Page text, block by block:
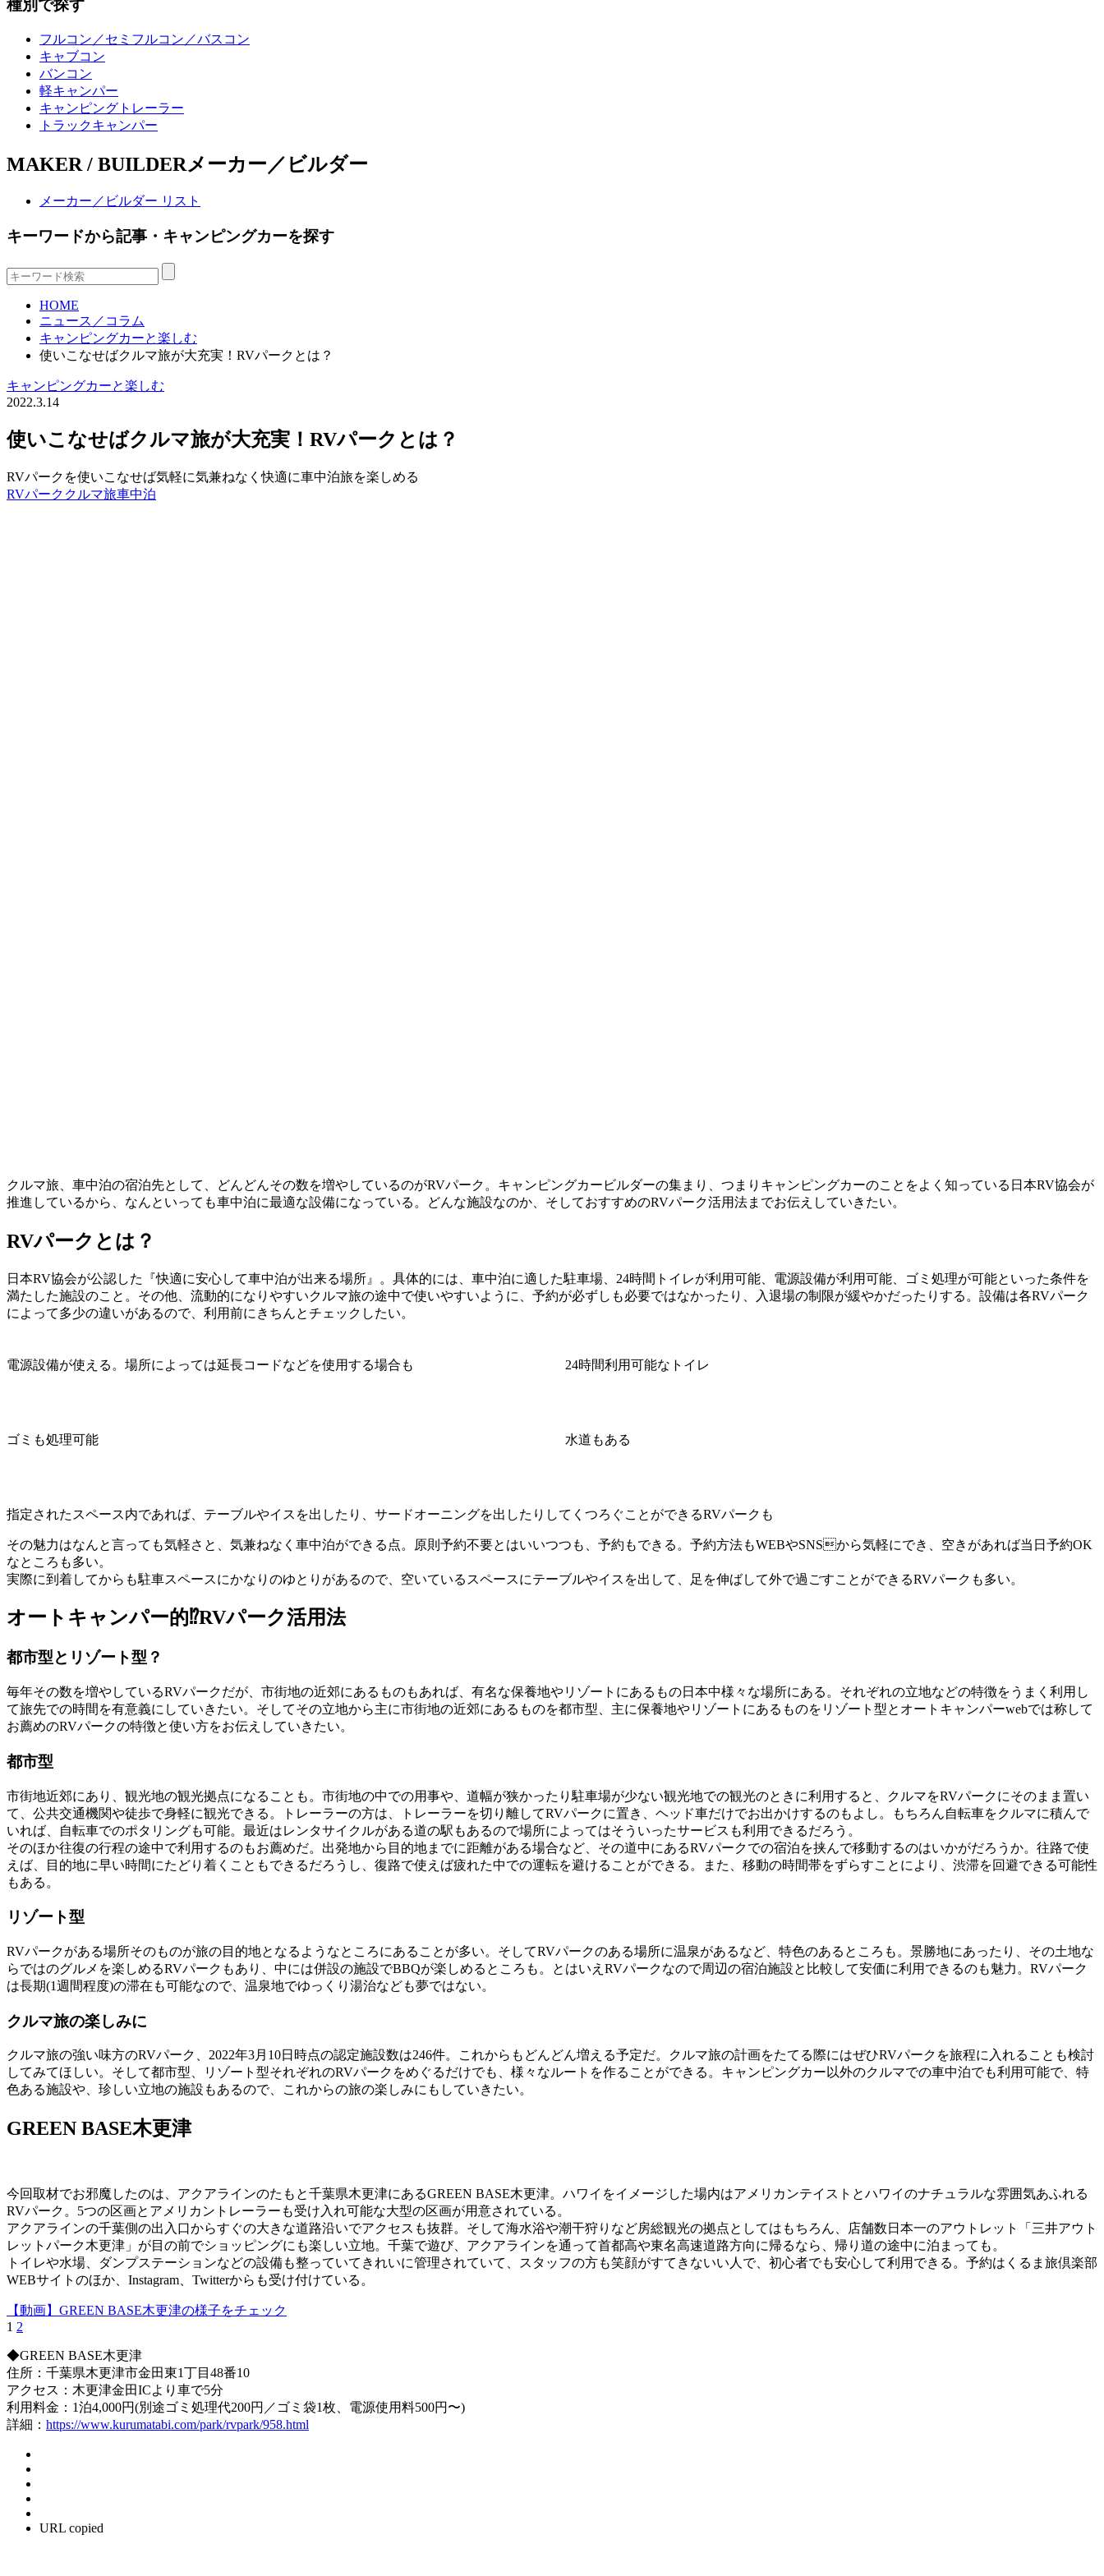
種別で探す
フルコン／セミフルコン／バスコン
キャブコン
バンコン
軽キャンパー
キャンピングトレーラー
トラックキャンパー
MAKER / BUILDERメーカー／ビルダー
メーカー／ビルダー リスト
キーワードから記事・キャンピングカーを探す
HOME
ニュース／コラム
キャンピングカーと楽しむ
使いこなせばクルマ旅が大充実！RVパークとは？
キャンピングカーと楽しむ
2022.3.14
使いこなせばクルマ旅が大充実！RVパークとは？
RVパークを使いこなせば気軽に気兼ねなく快適に車中泊旅を楽しめる
RVパーク クルマ旅車中泊
クルマ旅、車中泊の宿泊先として、どんどんその数を増やしているのがRVパーク。キャンピングカービルダーの集まり、つまりキャンピングカーのことをよく知っている日本RV協会が
推進しているから、なんといっても車中泊に最適な設備になっている。どんな施設なのか、そしておすすめのRVパーク活用法までお伝えしていきたい。
RVパークとは？
日本RV協会が公認した『快適に安心して車中泊が出来る場所』。具体的には、車中泊に適した駐車場、24時間トイレが利用可能、電源設備が利用可能、ゴミ処理が可能といった条件を
満たした施設のこと。その他、流動的になりやすいクルマ旅の途中で使いやすいように、予約が必ずしも必要ではなかったり、入退場の制限が緩やかだったりする。設備は各RVパーク
によって多少の違いがあるので、利用前にきちんとチェックしたい。
電源設備が使える。場所によっては延長コードなどを使用する場合も 24時間利用可能なトイレ
ゴミも処理可能 水道もある
指定されたスペース内であれば、テーブルやイスを出したり、サードオーニングを出したりしてくつろぐことができるRVパークも
その魅力はなんと言っても気軽さと、気兼ねなく車中泊ができる点。原則予約不要とはいいつつも、予約もできる。予約方法もWEBやSNSから気軽にでき、空きがあれば当日予約OK
なところも多い。
実際に到着してからも駐車スペースにかなりのゆとりがあるので、空いているスペースにテーブルやイスを出して、足を伸ばして外で過ごすことができるRVパークも多い。
オートキャンパー的⁉RVパーク活用法
都市型とリゾート型？
毎年その数を増やしているRVパークだが、市街地の近郊にあるものもあれば、有名な保養地やリゾートにあるもの日本中様々な場所にある。それぞれの立地などの特徴をうまく利用し
て旅先での時間を有意義にしていきたい。そしてその立地から主に市街地の近郊にあるものを都市型、主に保養地やリゾートにあるものをリゾート型とオートキャンパーwebでは称して
お薦めのRVパークの特徴と使い方をお伝えしていきたい。
都市型
市街地近郊にあり、観光地の観光拠点になることも。市街地の中での用事や、道幅が狭かったり駐車場が少ない観光地での観光のときに利用すると、クルマをRVパークにそのまま置い
て、公共交通機関や徒歩で身軽に観光できる。トレーラーの方は、トレーラーを切り離してRVパークに置き、ヘッド車だけでお出かけするのもよし。もちろん自転車をクルマに積んで
いれば、自転車でのポタリングも可能。最近はレンタサイクルがある道の駅もあるので場所によってはそういったサービスも利用できるだろう。
そのほか往復の行程の途中で利用するのもお薦めだ。出発地から目的地までに距離がある場合など、その道中にあるRVパークでの宿泊を挟んで移動するのはいかがだろうか。往路で使
えば、目的地に早い時間にたどり着くこともできるだろうし、復路で使えば疲れた中での運転を避けることができる。また、移動の時間帯をずらすことにより、渋滞を回避できる可能性
もある。
リゾート型
RVパークがある場所そのものが旅の目的地となるようなところにあることが多い。そしてRVパークのある場所に温泉があるなど、特色のあるところも。景勝地にあったり、その土地な
らではのグルメを楽しめるRVパークもあり、中には併設の施設でBBQが楽しめるところも。とはいえRVパークなので周辺の宿泊施設と比較して安価に利用できるのも魅力。RVパーク
は長期(1週間程度)の滞在も可能なので、温泉地でゆっくり湯治なども夢ではない。
クルマ旅の楽しみに
クルマ旅の強い味方のRVパーク、2022年3月10日時点の認定施設数は246件。これからもどんどん増える予定だ。クルマ旅の計画をたてる際にはぜひRVパークを旅程に入れることも検討
してみてほしい。そして都市型、リゾート型それぞれのRVパークをめぐるだけでも、様々なルートを作ることができる。キャンピングカー以外のクルマでの車中泊でも利用可能で、特
色ある施設や、珍しい立地の施設もあるので、これからの旅の楽しみにもしていきたい。
GREEN BASE木更津
今回取材でお邪魔したのは、アクアラインのたもと千葉県木更津にあるGREEN BASE木更津。ハワイをイメージした場内はアメリカンテイストとハワイのナチュラルな雰囲気あふれる
RVパーク。5つの区画とアメリカントレーラーも受け入れ可能な大型の区画が用意されている。
アクアラインの千葉側の出入口からすぐの大きな道路沿いでアクセスも抜群。そして海水浴や潮干狩りなど房総観光の拠点としてはもちろん、店舗数日本一のアウトレット「三井アウト
レットパーク木更津」が目の前でショッピングにも楽しい立地。千葉で遊び、アクアラインを通って首都高や東名高速道路方向に帰るなら、帰り道の途中に泊まっても。
トイレや水場、ダンプステーションなどの設備も整っていてきれいに管理されていて、スタッフの方も笑顔がすてきないい人で、初心者でも安心して利用できる。予約はくるま旅倶楽部
WEBサイトのほか、Instagram、Twitterからも受け付けている。
【動画】GREEN BASE木更津の様子をチェック
1 2
◆GREEN BASE木更津
住所：千葉県木更津市金田東1丁目48番10
アクセス：木更津金田ICより車で5分
利用料金：1泊4,000円(別途ゴミ処理代200円／ゴミ袋1枚、電源使用料500円〜)
詳細： https://www.kurumatabi.com/park/rvpark/958.html
URL copied